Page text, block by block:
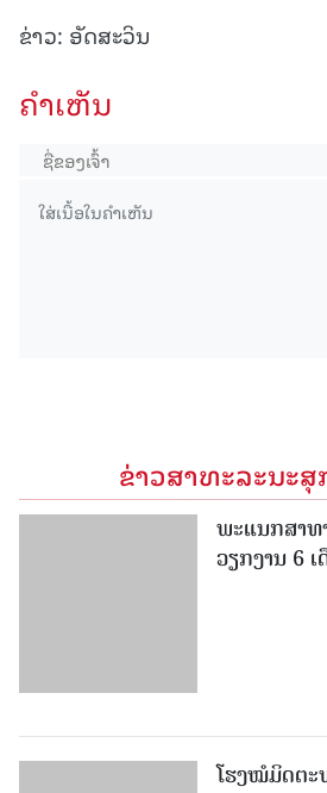
ຂ່າວ: ອັດສະວິນ
ຄໍາເຫັນ
ຂ່າວສາທະລະນະສຸ
ພະແນກສາທ
ວຽກງານ 6
ໂຮງໝໍມິດຕະ